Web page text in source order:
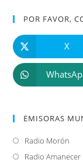
POR FAVOR,
X
EMISORAS
Radio Morón
abre
Radio Amanecer